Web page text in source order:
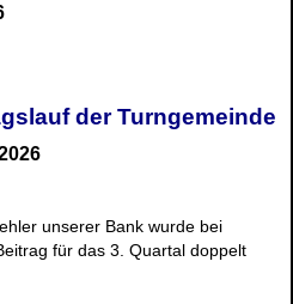
der Turngemeinde
unserer Bank wurde bei
für das 3. Quartal doppelt